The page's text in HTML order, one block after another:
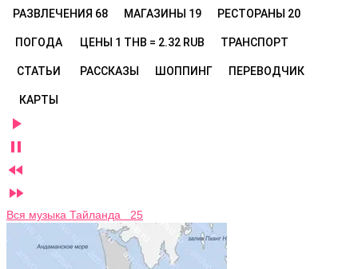
РАЗВЛЕЧЕНИЯ 68 МАГАЗИНЫ 19 РЕСТОРАНЫ 20
ПОГОДА ЦЕНЫ 1 THB = 2.32 RUB ТРАНСПОРТ
СТАТЬИ РАССКАЗЫ ШОППИНГ ПЕРЕВОДЧИК
КАРТЫ




Вся музыка Тайланда 25